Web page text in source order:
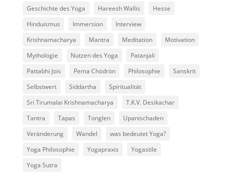
Geschichte des Yoga
Hareesh Wallis
Hesse
Hinduismus
Immersion
Interview
Krishnamacharya
Mantra Meditation
Motivation
Mythologie
Nutzen des Yoga
Patanjali
Pattabhi Jois
Pema Chödrön Philosophie
Sanskrit
Selbstwert
Siddartha
Spiritualität
Sri Tirumalai Krishnamacharya
T.K.V. Desikachar
Tantra
Tapas Tonglen
Upanischaden
Veränderung
Wandel
was bedeutet Yoga?
Yoga Philosophie
Yogapraxis
Yogastile
Yoga Sutra